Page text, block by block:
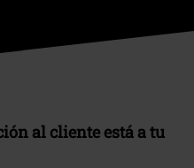
al cliente está a tu